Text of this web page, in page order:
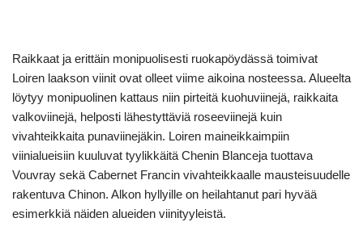
Raikkaat ja erittäin monipuolisesti ruokapöydässä toimivat
Loiren laakson viinit ovat olleet viime aikoina nosteessa. Alueelta
löytyy monipuolinen kattaus niin pirteitä kuohuviinejä, raikkaita
valkoviinejä, helposti lähestyttäviä roseeviinejä kuin
vivahteikkaita punaviinejäkin. Loiren maineikkaimpiin
viinialueisiin kuuluvat tyylikkäitä Chenin Blanceja tuottava
Vouvray sekä Cabernet Francin vivahteikkaalle mausteisuudelle
rakentuva Chinon. Alkon hyllyille on heilahtanut pari hyvää
esimerkkiä näiden alueiden viinityyleistä.